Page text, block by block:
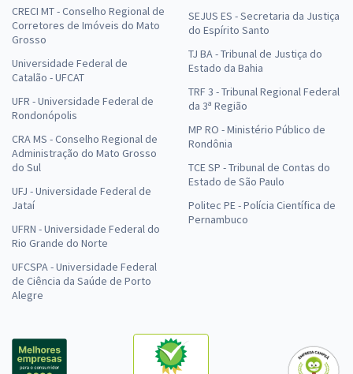
CRECI MT - Conselho Regional de
Corretores de Imóveis do Mato
Grosso
Universidade Federal de
Catalão - UFCAT
UFR - Universidade Federal de
Rondonópolis
CRA MS - Conselho Regional de
Administração do Mato Grosso
do Sul
UFJ - Universidade Federal de
Jataí
UFRN - Universidade Federal do
Rio Grande do Norte
UFCSPA - Universidade Federal
de Ciência da Saúde de Porto
Alegre
SEJUS ES - Secretaria da Justiça
do Espírito Santo
TJ BA - Tribunal de Justiça do
Estado da Bahia
TRF 3 - Tribunal Regional Federal
da 3ª Região
MP RO - Ministério Público de
Rondônia
TCE SP - Tribunal de Contas do
Estado de São Paulo
Politec PE - Polícia Científica de
Pernambuco